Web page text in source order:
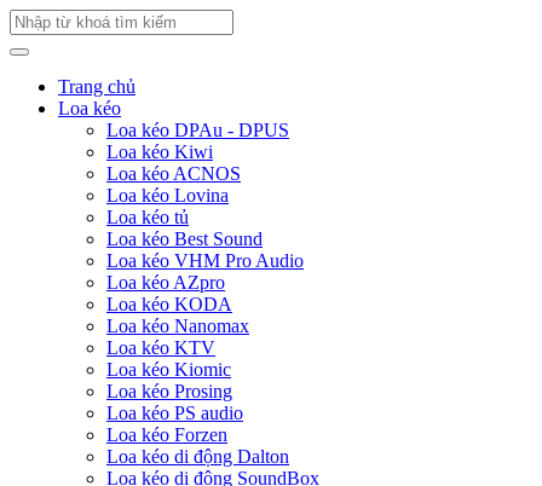
Trang chủ
Loa kéo
Loa kéo DPAu - DPUS
Loa kéo Kiwi
Loa kéo ACNOS
Loa kéo Lovina
Loa kéo tủ
Loa kéo Best Sound
Loa kéo VHM Pro Audio
Loa kéo AZpro
Loa kéo KODA
Loa kéo Nanomax
Loa kéo KTV
Loa kéo Kiomic
Loa kéo Prosing
Loa kéo PS audio
Loa kéo Forzen
Loa kéo di động Dalton
Loa kéo di động SoundBox